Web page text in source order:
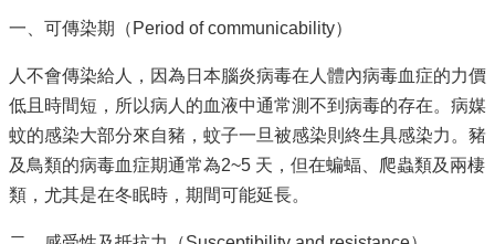
一、可傳染期（Period of communicability）
人不會傳染給人，因為日本腦炎病毒在人體內病毒血症的力價
低且時間短，所以病人的血液中通常測不到病毒的存在。病媒
蚊的感染大部分來自豬，蚊子一旦被感染則終生具感染力。豬
及鳥類的病毒血症期通常為2~5 天，但在蝙蝠、爬蟲類及兩棲
類，尤其是在冬眠時，期間可能延長。